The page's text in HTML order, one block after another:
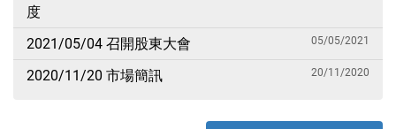
度
2021/05/04 召開股東大會 05/05/2021
2020/11/20 市場簡訊 20/11/2020